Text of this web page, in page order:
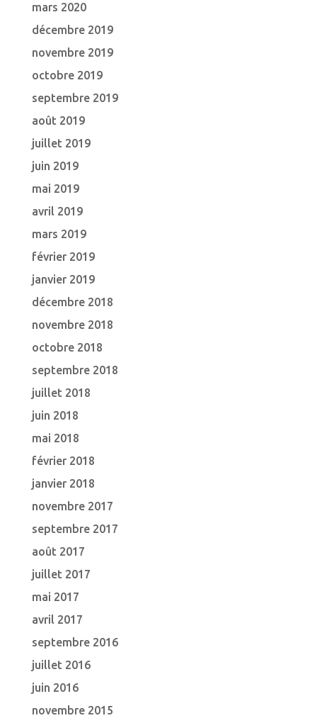
mars 2020
décembre 2019
novembre 2019
octobre 2019
septembre 2019
août 2019
juillet 2019
juin 2019
mai 2019
avril 2019
mars 2019
février 2019
janvier 2019
décembre 2018
novembre 2018
octobre 2018
septembre 2018
juillet 2018
juin 2018
mai 2018
février 2018
janvier 2018
novembre 2017
septembre 2017
août 2017
juillet 2017
mai 2017
avril 2017
septembre 2016
juillet 2016
juin 2016
novembre 2015